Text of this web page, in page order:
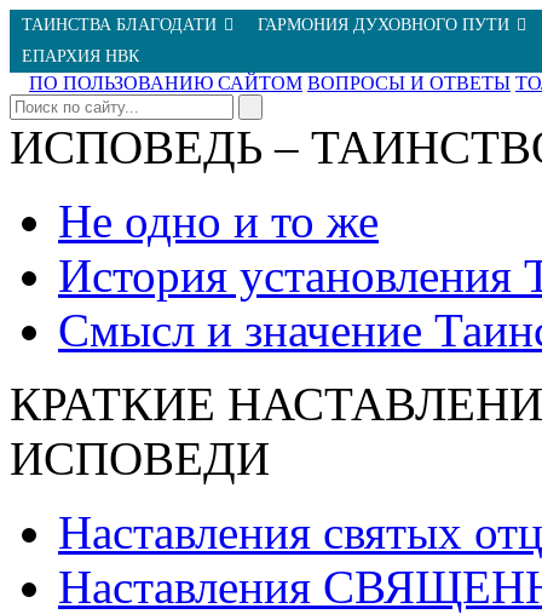
ТАИНСТВА БЛАГОДАТИ
ГАРМОНИЯ ДУХОВНОГО ПУТИ
ЕПАРХИЯ НВК
ПО ПОЛЬЗОВАНИЮ САЙТОМ ВОПРОСЫ И ОТВЕТЫ
ИСПОВЕДЬ –
Не одно и то же
История установления
Смысл и значение
КРАТКИЕ
ИСПОВЕДИ
Наставления святых
Наставления